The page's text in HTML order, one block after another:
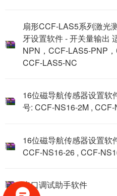
扇形CCF-LAS5系列激光
牙设置软件 - 开关量输出
NPN，CCF-LAS5-PNP
CCF-LAS5-NC
16位磁导航传感器设置软
号: CCF-NS16-2M ,
16位磁导航传感器设置软
CCF-NS16-26 , CCF-
串口调试助手软件